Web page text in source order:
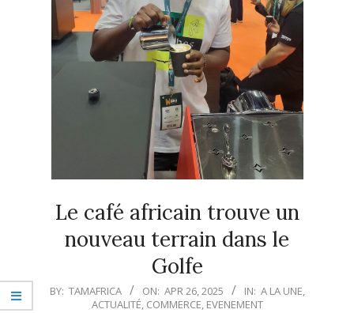
Le café africain trouve un
nouveau terrain dans le
Golfe
2025-
BY: TAMAFRICA ON: APR 26, 2025 IN: A LA UNE,
ACTUALITÉ, COMMERCE, EVENEMENT